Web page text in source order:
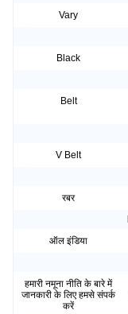
Vary
Black
Belt
V Belt
रबर
ऑल इंडिया
हमारी नमूना नीति के बारे में
जानकारी के लिए हमसे संपर्क
करें